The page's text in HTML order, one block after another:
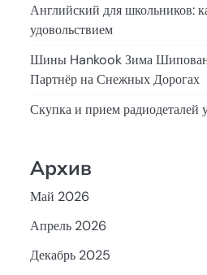
Английский для школьников:
удовольствием
Шины Hankook Зима
Партнёр на Снежных Дорогах
Скупка и прием радиодеталей
Архив
Май 2026
Апрель 2026
Декабрь 2025